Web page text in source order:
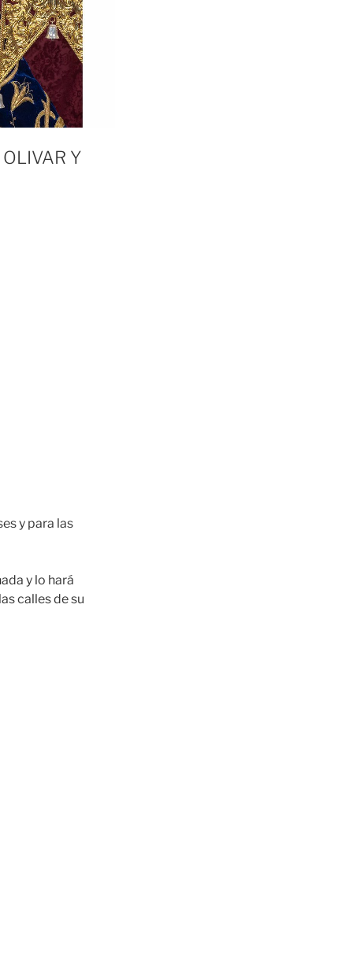
Y
y para las
y lo hará
calles de su